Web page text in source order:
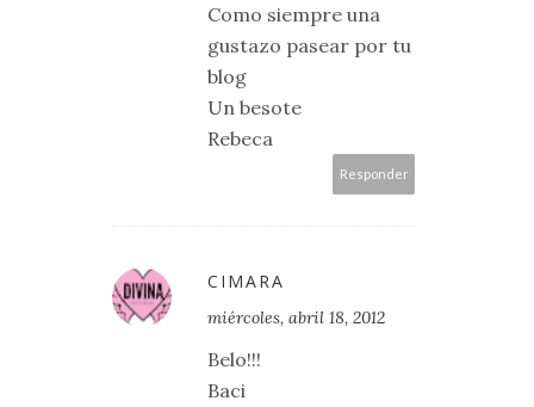
Como siempre una
gustazo pasear por tu
blog
Un besote
Rebeca
Responder
CIMARA
miércoles, abril 18, 2012
Belo!!!
Baci